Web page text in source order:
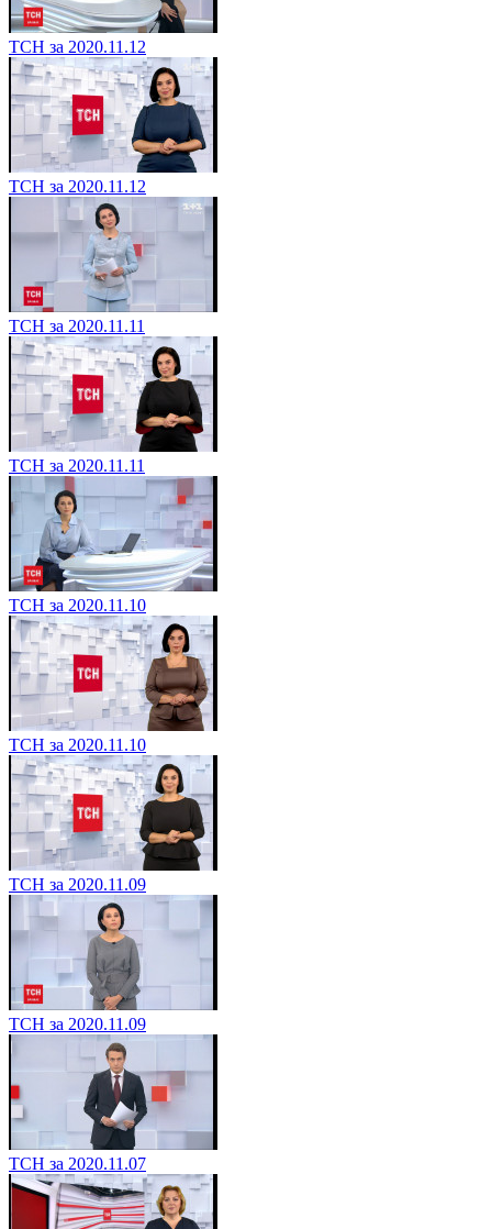
ТСН за 2020.11.12
ТСН за 2020.11.12
ТСН за 2020.11.11
ТСН за 2020.11.11
ТСН за 2020.11.10
ТСН за 2020.11.10
ТСН за 2020.11.09
ТСН за 2020.11.09
ТСН за 2020.11.07